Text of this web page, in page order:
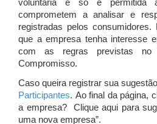
voluntária e só é permitida
comprometem a analisar e
registradas pelos
que a empresa tenha interesse
com as regras previstas no
Compromisso.
Caso queira registrar sua
Participantes. Ao final da página,
a empresa? Clique aqui para
uma nova empresa”.